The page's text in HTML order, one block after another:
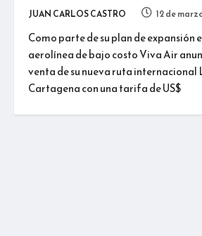
JUAN CARLOS CASTRO 12 de
Como parte de su plan de expansión
aerolínea de bajo costo Viva Air
venta de su nueva ruta internacional
Cartagena con una tarifa de US$